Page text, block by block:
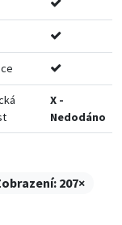
X -
Nedodáno
207×